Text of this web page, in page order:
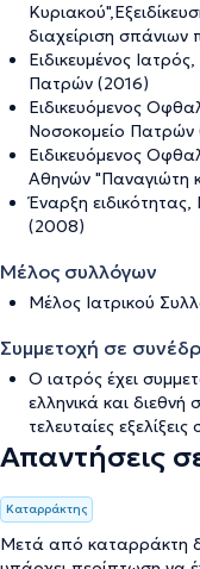
διαχείριση
Ειδικευμένος
Πατρών (2016)
Ειδικευόμενος
Νοσοκομείο Πατρών
Ειδικευόμενος
Αθηνών "Παναγιώτη
Έναρξη
(2008)
Μέλος συλλόγων
Μέλος Ιατρικού
Συμμετοχή σε
Ο ιατρός έχει
ελληνικά και διεθνή
τελευταίες
Απαντήσεις
Καταρράκτης
Μετά από καταρράκτη